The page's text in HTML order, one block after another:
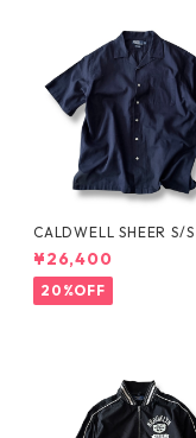
CALDWELL SHEER S/
by Polo Ralph Lauren
¥26,400
20%OFF